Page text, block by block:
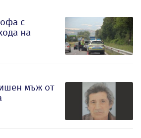
с
на
мъж от